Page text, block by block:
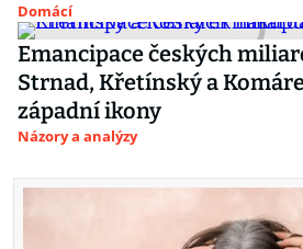
Domácí
Emancipace českých
Strnad, Křetínský a
západní ikony
Názory a analýzy